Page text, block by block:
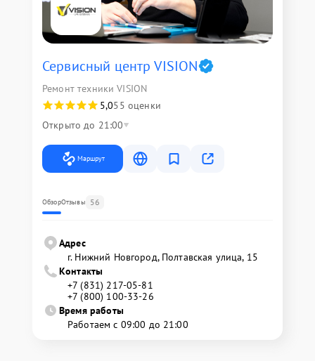
Сервисный центр VISION
Ремонт техники VISION
5,055 оценки
Открыто до 21:00
Маршрут
ОбзорОтзывы 56
Адрес
г. Нижний Новгород, Полтавская улица, 15
Контакты
+7 (831) 217-05-81
+7 (800) 100-33-26
Время работы
Работаем с 09:00 до 21:00